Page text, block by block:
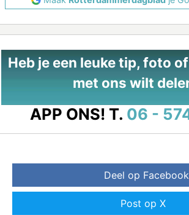
Heb je een leuke tip, foto
met ons wilt
APP ONS! T. 06 -
Deel op Facebook
Post op X